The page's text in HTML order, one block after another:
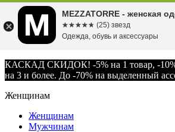
КАСКАД СКИДОК! -5% на 1 товар, -10%
на 3 и более. До -70% на выделенный
Женщинам
Женщинам
Мужчинам
MEZZATORRE - женская
☆☆☆☆☆
★★★★★ (25) звезд
Одежда, обувь и аксессуары